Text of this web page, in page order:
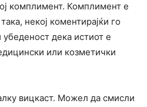
комплимент. Комплимент е
некој коментирајќи го
убеденост дека истиот е
или козметички
вицкаст. Можел да смисли